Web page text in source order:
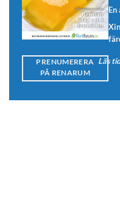
En
Läs
PRENUMERERA
PÅ RENARUM